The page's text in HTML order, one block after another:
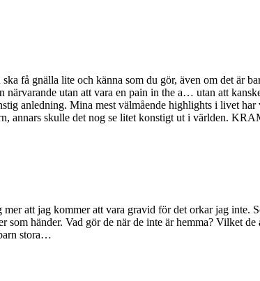
få gnälla lite och känna som du gör, även om det är
utan att vara en pain in the a… utan att
anledning. Mina mest välmående highlights i livet
annars skulle det nog se litet konstigt ut i världen.
att jag kommer att vara gravid för det orkar jag inte.
händer. Vad gör de när de inte är hemma? Vilket
stora…